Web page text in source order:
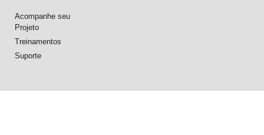
Acompanhe seu
Projeto
Treinamentos
Suporte